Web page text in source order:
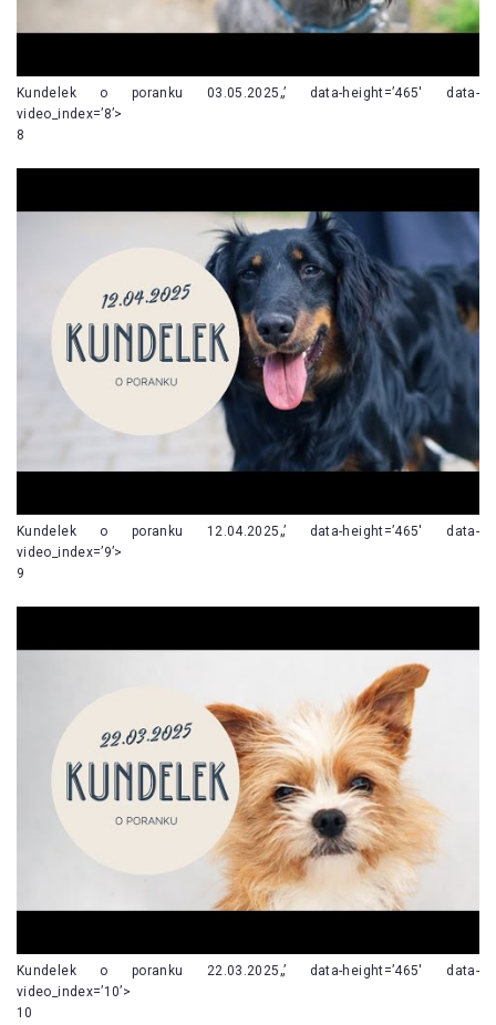
Kundelek o poranku 03.05.2025„’ data-height=’465′ data-
video_index=’8’>
8
Kundelek o poranku 12.04.2025„’ data-height=’465′ data-
video_index=’9’>
9
Kundelek o poranku 22.03.2025„’ data-height=’465′ data-
video_index=’10’>
10